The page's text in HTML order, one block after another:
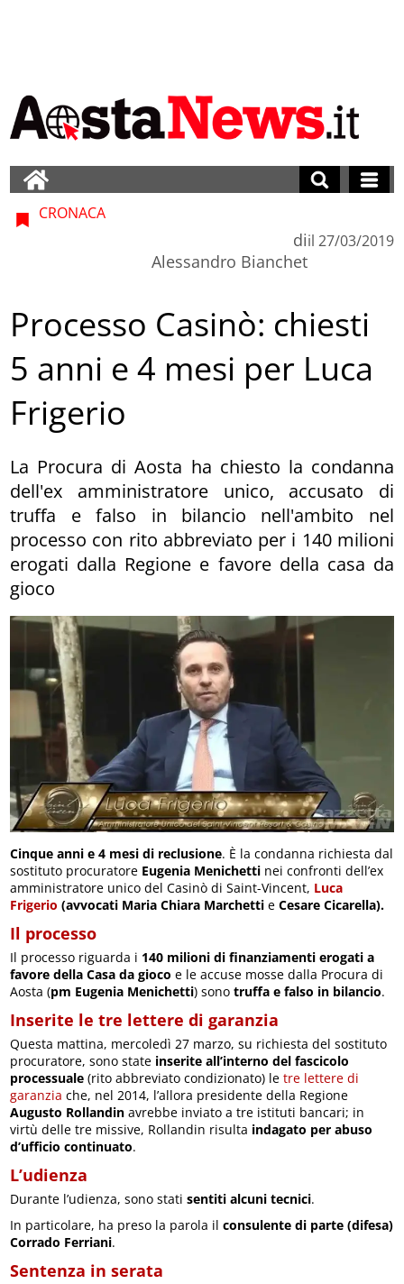
CRONACA
di
Alessandro Bianchet
il 27/03/2019
Processo Casinò: chiesti
5 anni e 4 mesi per Luca
Frigerio
La Procura di Aosta ha chiesto la condanna
dell'ex amministratore unico, accusato di
truffa e falso in bilancio nell'ambito nel
processo con rito abbreviato per i 140 milioni
erogati dalla Regione e favore della casa da
gioco
Cinque anni e 4 mesi di reclusione. È la condanna richiesta dal
sostituto procuratore Eugenia Menichetti nei confronti dell’ex
amministratore unico del Casinò di Saint-Vincent, Luca
Frigerio (avvocati Maria Chiara Marchettie Cesare Cicarella).
Il processo
Il processo riguarda i 140 milioni di finanziamenti erogati a
favore della Casa da gioco e le accuse mosse dalla Procura di
Aosta (pm Eugenia Menichetti) sonotruffa e falso in bilancio.
Inserite le tre lettere di garanzia
Questa mattina, mercoledì 27 marzo, su richiesta del sostituto
procuratore, sono state inserite all’interno del fascicolo
processuale (rito abbreviato condizionato) letre lettere di
garanzia che, nel 2014, l’allora presidente della Regione
Augusto Rollandin avrebbe inviato a tre istituti bancari; in
virtù delle tre missive, Rollandin risulta indagato per abuso
d’ufficio continuato.
L’udienza
Durante l’udienza, sono statisentiti alcuni tecnici.
In particolare, ha preso la parola ilconsulente di parte (difesa)
Corrado Ferriani.
Sentenza in serata